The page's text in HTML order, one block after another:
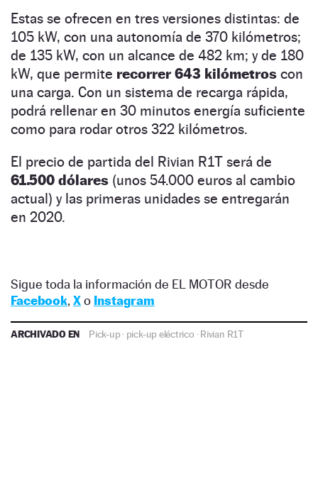
Estas se ofrecen en tres versiones distintas: de
105 kW, con una autonomía de 370 kilómetros;
de 135 kW, con un alcance de 482 km; y de 180
kW, que permite recorrer 643 kilómetros con
una carga. Con un sistema de recarga rápida,
podrá rellenar en 30 minutos energía suficiente
como para rodar otros 322 kilómetros.
El precio de partida del Rivian R1T será de
61.500 dólares (unos 54.000 euros al cambio
actual) y las primeras unidades se entregarán
en 2020.
Sigue toda la información de EL MOTOR desde
Facebook, Xo Instagram
ARCHIVADO EN Pick-up · pick-up eléctrico ·Rivian R1T